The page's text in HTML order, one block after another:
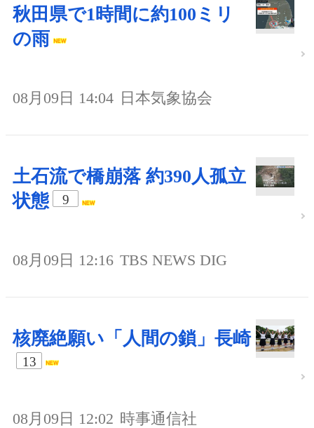
秋田県で1時間に約100ミリ
の雨
08月09日 14:04 日本気象協会
土石流で橋崩落 約390人孤立
状態
9
08月09日 12:16 TBS NEWS DIG
核廃絶願い「人間の鎖」長崎
13
08月09日 12:02 時事通信社